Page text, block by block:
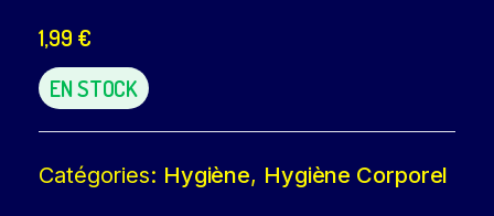
1,99 €
EN STOCK
Catégories: Hygiène, Hygiène Corporel